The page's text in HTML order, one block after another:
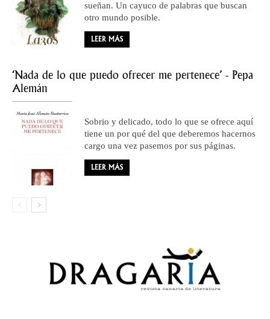
sueñan. Un cayuco de palabras que buscan
otro mundo posible.
LEER MÁS
‘Nada de lo que puedo ofrecer me pertenece’ - Pepa
Alemán
Sobrio y delicado, todo lo que se ofrece aquí
tiene un por qué del que deberemos hacernos
cargo una vez pasemos por sus páginas.
LEER MÁS